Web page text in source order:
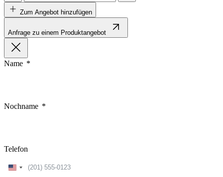
Zum Angebot hinzufügen
Anfrage zu einem Produktangebot
Name
Nochname
Telefon
United